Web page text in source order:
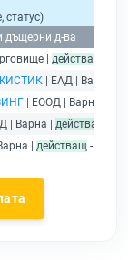
статус)
дъщерни д-ва
| действащ
| ЕАД | Варна |
| ЕООД | Варна |
| Варна | действащ
| действащ -